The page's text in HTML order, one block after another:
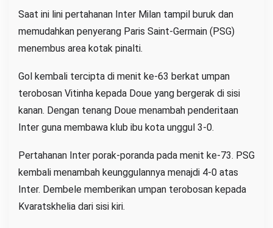
Saat ini lini pertahanan Inter Milan tampil buruk dan
memudahkan penyerang Paris Saint-Germain (PSG)
menembus area kotak pinalti.
Gol kembali tercipta di menit ke-63 berkat umpan
terobosan Vitinha kepada Doue yang bergerak di sisi
kanan. Dengan tenang Doue menambah penderitaan
Inter guna membawa klub ibu kota unggul 3-0.
Pertahanan Inter porak-poranda pada menit ke-73. PSG
kembali menambah keunggulannya menajdi 4-0 atas
Inter. Dembele memberikan umpan terobosan kepada
Kvaratskhelia dari sisi kiri.